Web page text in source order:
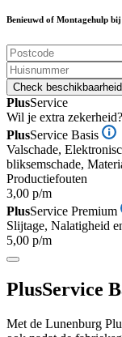
Benieuwd of Montagehulp
Check beschikbaarheid
PlusService
Wil je extra zekerheid?
PlusService Basis
Valschade,
bliksemschade,
Productiefouten
3,00 p/m
PlusService Premium
Slijtage, Nalatigheid
5,00 p/m
PlusService
Met de Lunenburg